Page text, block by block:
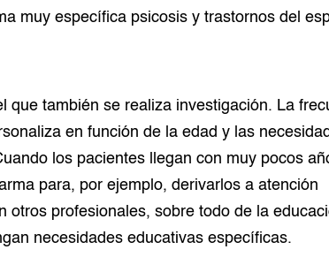
muy específica psicosis y trastornos del
que también se realiza investigación. La
en función de la edad y las
los pacientes llegan con muy pocos
para, por ejemplo, derivarlos a atención
otros profesionales, sobre todo de la
necesidades educativas específicas.